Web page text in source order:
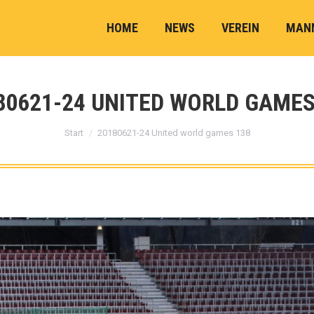
HOME NEWS VEREIN
24 UNITED WORLD
Sie befinden sich hier:
Start 20180621-24 United world games 138